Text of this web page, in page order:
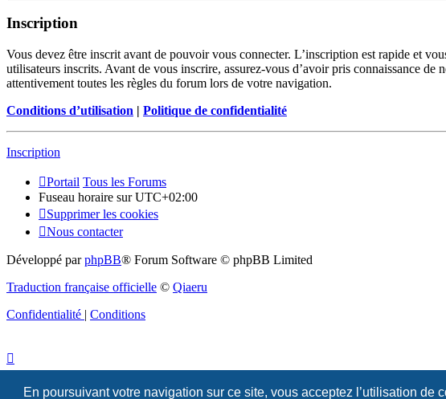
En poursuivant votre navigation sur ce site, vous acceptez l’utilisation
Inscription
Vous devez être inscrit avant de pouvoir vous connecter. L’inscription est rapide et
utilisateurs inscrits. Avant de vous inscrire, assurez-vous d’avoir pris connaissance
attentivement toutes les règles du forum lors de votre navigation.
Conditions d’utilisation | Politique de confidentialité
Inscription
Portail Tous les Forums
Fuseau horaire surUTC+02:00
Supprimer les cookies
Nous contacter
Développé parphpBB® Forum Software © phpBB Limited
Traduction française officielle © Qiaeru
Confidentialité | Conditions